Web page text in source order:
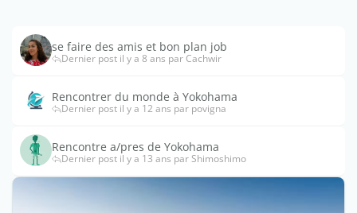
se faire des amis et bon plan job
Dernier post il y a 8 ans par Cachwir
Rencontrer du monde à Yokohama
Dernier post il y a 12 ans par povigna
Rencontre a/pres de Yokohama
Dernier post il y a 13 ans par Shimoshimo